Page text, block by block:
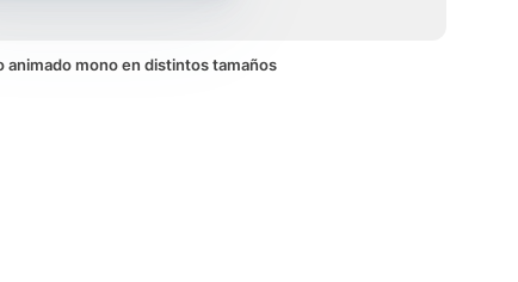
animado mono en distintos tamaños